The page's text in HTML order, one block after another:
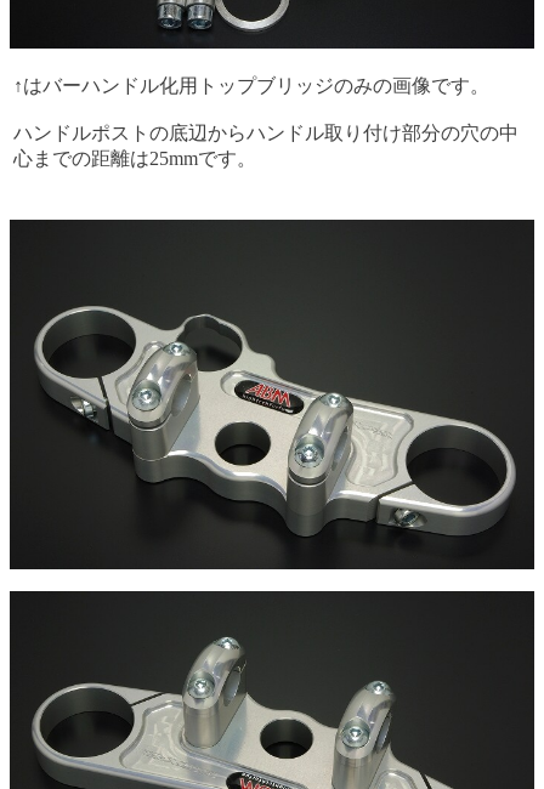
↑はバーハンドル化用トップブリッジのみの画像です。
ハンドルポストの底辺からハンドル取り付け部分の穴の中
心までの距離は25mmです。